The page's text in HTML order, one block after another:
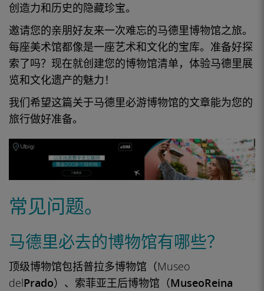
创造力和历史的隐藏珍宝。
邀请您的亲朋好友来一次难忘的马德里博物馆之旅。
每座美术馆都像是一座艺术和文化的宝库。准备好探
索了吗？现在就创建您的博物馆清单，体验马德里展
览和文化遗产的魅力！
我们希望这篇关于马德里必游博物馆的文章能为您的
旅行做好准备。
常见问题。
马德里必去的博物馆有哪些？
顶级博物馆包括普拉多博物馆（Museo
delPrado）、 索菲亚王后博物馆（MuseoReina